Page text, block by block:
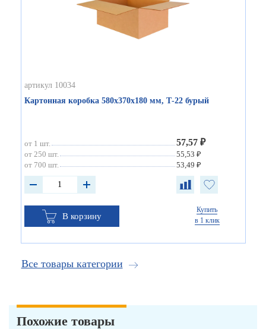
артикул 10034
Картонная коробка 580х370х180 мм, Т-22 бурый
от 1 шт. 57,57 ₽
от 250 шт.
55,53 ₽
от 700 шт.
53,49 ₽
В корзину
Купить
в 1 клик
Все товары категории
Похожие товары